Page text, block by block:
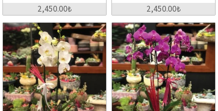
2,450.00₺ 2,450.00₺